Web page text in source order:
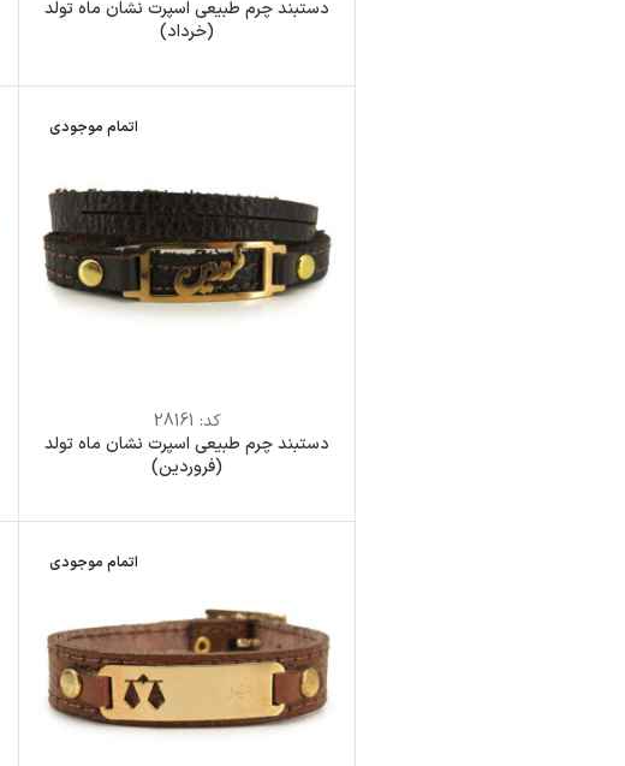
دستبند چرم طبیعی اسپرت نشان ماه تولد
(خرداد)
اتمام موجودی
کد: 28161
دستبند چرم طبیعی اسپرت نشان ماه تولد
(فروردین)
اتمام موجودی